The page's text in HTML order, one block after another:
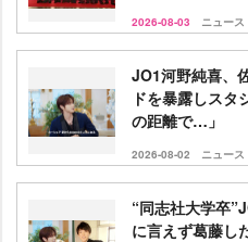
2026-08-03 ニュース
JO1河野純喜、
ドを暴露しスタ
の距離で…」
2026-08-02 ニュース
“同志社大学卒
に言えず葛藤し